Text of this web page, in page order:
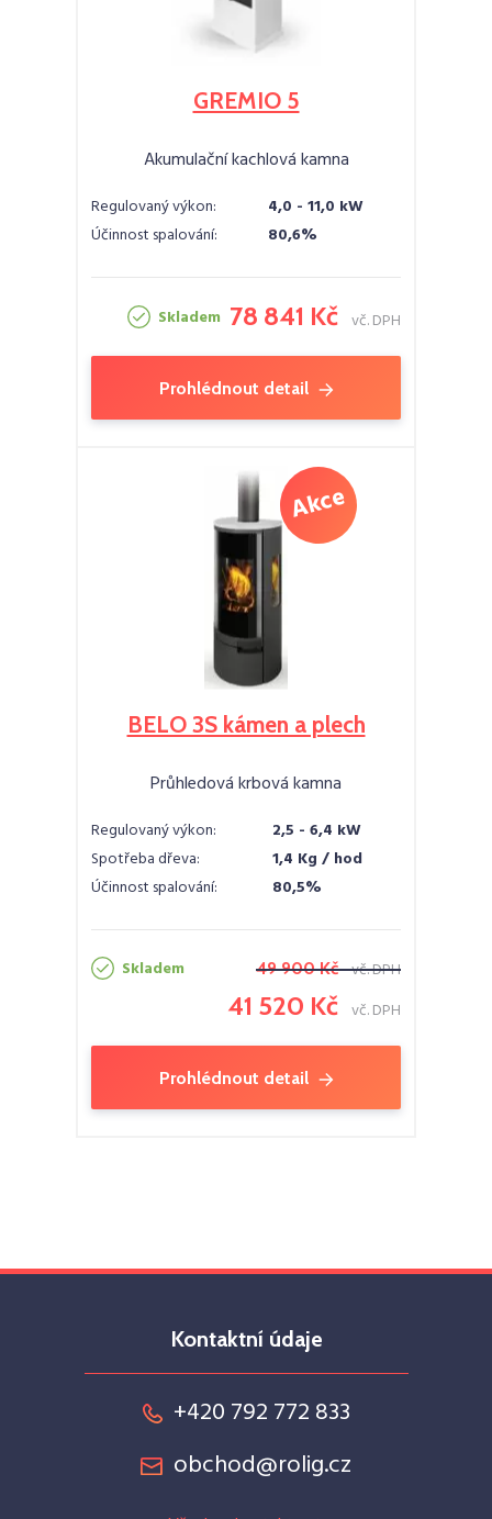
GREMIO 5
Akumulační kachlová kamna
Regulovaný výkon:
4,0 - 11,0 kW
Účinnost spalování:
80,6%
Skladem 78 841 Kč vč. DPH
Prohlédnout detail
BELO 3S kámen a plech
Průhledová krbová kamna
Regulovaný výkon:
2,5 - 6,4 kW
Spotřeba dřeva:
1,4 Kg / hod
Účinnost spalování:
80,5%
Skladem 49 900 Kč vč. DPH
41 520 Kč vč. DPH
Prohlédnout detail
Kontaktní údaje
+420 792 772 833
obchod@rolig.cz